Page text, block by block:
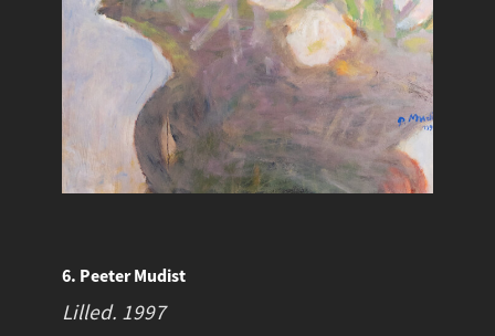
6. Peeter Mudist
Lilled. 1997